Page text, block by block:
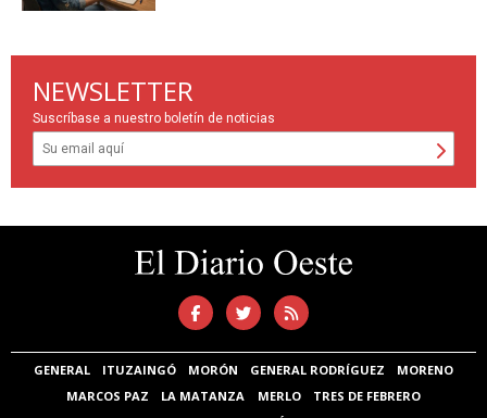
NEWSLETTER
Suscríbase a nuestro boletín de noticias
GENERAL ITUZAINGÓ MORÓN GENERAL RODRÍGUEZ
MORENO
MARCOS PAZ
LA MATANZA MERLO
TRES DE FEBRERO